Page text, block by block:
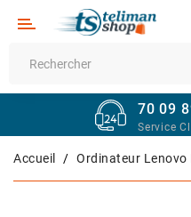
Catégorie
Quincaillerie
70 09
Service
Accueil Ordinateur